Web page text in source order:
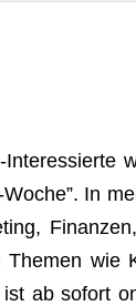
In
The­men
ab sofort